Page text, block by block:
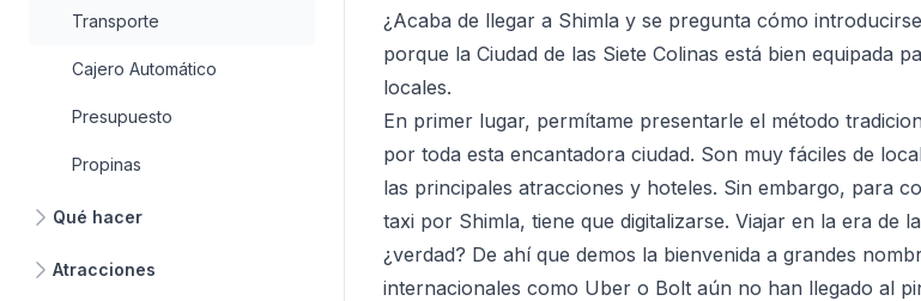
Transporte
Cajero Automático
Presupuesto
Propinas
Qué hacer
Atracciones
¿Acaba de llegar a Shimla y se pregunta cómo
porque la Ciudad de las Siete Colinas está bien equipada
locales.
En primer lugar, permítame presentarle el método
por toda esta encantadora ciudad. Son muy fáciles de
las principales atracciones y hoteles. Sin embargo, para
taxi por Shimla, tiene que digitalizarse. Viajar en la era de
¿verdad? De ahí que demos la bienvenida a grandes
internacionales como Uber o Bolt aún no han llegado al